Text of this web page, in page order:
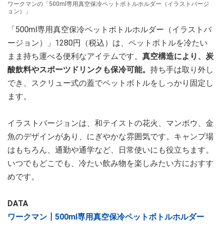
ワークマンの「500ml専用真空保冷ペットボトルホルダー（イラストバージ
ョン）」
「500ml専用真空保冷ペットボトルホルダー（イラストバ
ージョン）」1280円（税込）は、ペットボトルを冷たい
まま持ち運べる便利なアイテムです。 真空構造により、炭
酸飲料やスポーツドリンクも保冷可能。 持ち手は取り外し
でき、スクリュー式の蓋でペットボトルをしっかり固定し
ます。
イラストバージョンは、和テイストの花火、マンボウ、金
魚のデザインがあり、にぎやかな雰囲気です。キャンプ場
はもちろん、通勤や通学など、日常使いにも役立ちます。
いつでもどこでも、冷たい飲み物を楽しみたい方におすす
めです。
DATA
ワークマン┃500ml専用真空保冷ペットボトルホルダー